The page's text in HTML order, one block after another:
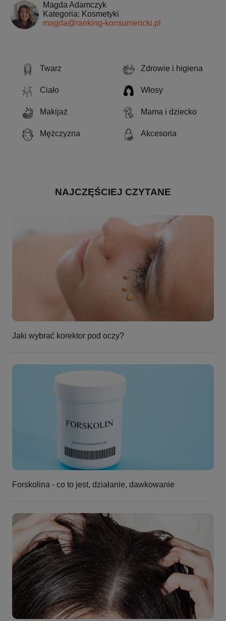
Twarz Zdrowie i higiena
Ciało Włosy
Makijaż Mama i dziecko
Mężczyzna Akcesoria
NAJCZĘŚCIEJ CZYTANE
Jaki wybrać korektor pod oczy?
Forskolina - co to jest, działanie, dawkowanie
Magda Adamczyk
Kategoria: Kosmetyki
magda@ranking-konsumencki.pl